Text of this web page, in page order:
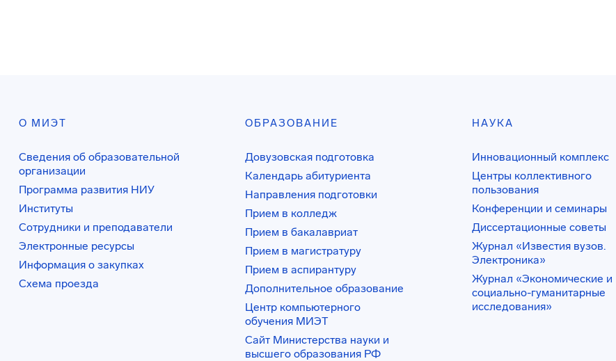
О МИЭТ
Сведения об образовательной
организации
Программа развития НИУ
Институты
Сотрудники и преподаватели
Электронные ресурсы
Информация о закупках
Схема проезда
ОБРАЗОВАНИЕ
Довузовская подготовка
Календарь абитуриента
Направления подготовки
Прием в колледж
Прием в бакалавриат
Прием в магистратуру
Прием в аспирантуру
Дополнительное образование
Центр компьютерного
обучения МИЭТ
Сайт Министерства науки и
высшего образования РФ
НАУКА
Инновационный комплекс
Центры коллективного
пользования
Конференции и семинары
Диссертационные советы
Журнал «Известия вузов.
Электроника»
Журнал «Экономические и
социально-гуманитарные
исследования»